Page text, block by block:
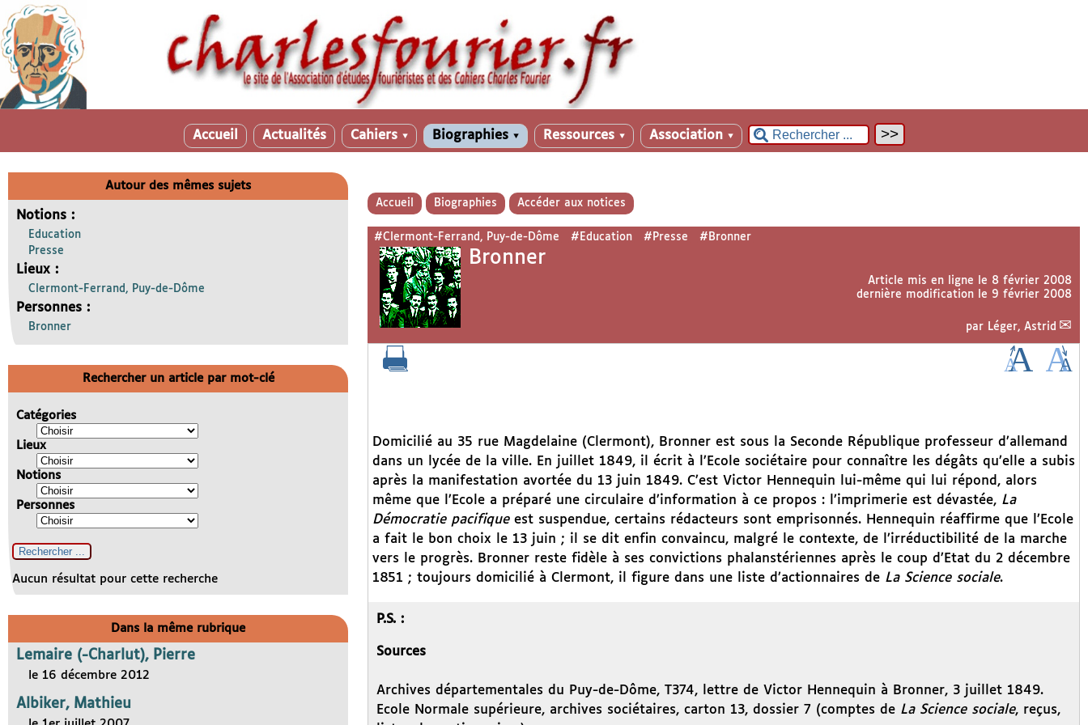
Accueil Actualités Cahiers ▼ Biographies ▼ Ressources ▼ Association ▼
Accueil Biographies Accéder aux notices
#Clermont-Ferrand, Puy-de-Dôme #Education #Presse #Bronner
Bronner
Article mis en ligne le 8 février 2008
dernière modification le 9 février 2008
par Léger, Astrid
Domicilié au 35 rue Magdelaine (Clermont), Bronner est sous la Seconde République professeur d’allemand
dans un lycée de la ville. En juillet 1849, il écrit à l’Ecole sociétaire pour connaître les dégâts qu’elle a subis
après la manifestation avortée du 13 juin 1849. C’est Victor Hennequin lui-même qui lui répond, alors
même que l’Ecole a préparé une circulaire d’information à ce propos : l’imprimerie est dévastée, La
Démocratie pacifiqueest suspendue, certains rédacteurs sont emprisonnés. Hennequin réaffirme que l’Ecole
a fait le bon choix le 13 juin ; il se dit enfin convaincu, malgré le contexte, de l’irréductibilité de la marche
vers le progrès. Bronner reste fidèle à ses convictions phalanstériennes après le coup d’Etat du 2 décembre
1851 ; toujours domicilié à Clermont, il figure dans une liste d’actionnaires de La Science sociale.
P.S. :
Sources
Archives départementales du Puy-de-Dôme, T374, lettre de Victor Hennequin à Bronner, 3 juillet 1849.
Ecole Normale supérieure, archives sociétaires, carton 13, dossier 7 (comptes de La Science sociale, reçus,
Autour des mêmes sujets
Notions :
Education
Presse
Lieux :
Clermont-Ferrand, Puy-de-Dôme
Personnes :
Bronner
Rechercher un article par mot-clé
Catégories
Lieux
Notions
Personnes
Aucun résultat pour cette recherche
Dans la même rubrique
Lemaire (-Charlut), Pierre
le 16 décembre 2012
Albiker, Mathieu